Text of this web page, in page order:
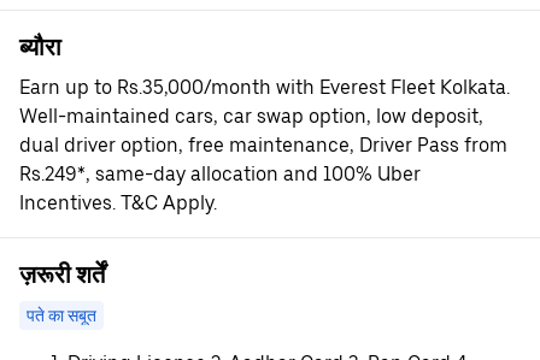
ब्यौरा
Earn up to Rs.35,000/month with Everest Fleet Kolkata.
Well-maintained cars, car swap option, low deposit,
dual driver option, free maintenance, Driver Pass from
Rs.249*, same-day allocation and 100% Uber
Incentives. T&C Apply.
ज़रूरी शर्तें
पते का सबूत